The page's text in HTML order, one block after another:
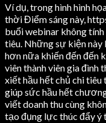
Ví dụ, trong hình hình
thời Điểm sáng này,
buổi webinar không
tiêu. Những sự kiện này
hơn nữa khiến đến đến
viên thành viên gia đình
xiết hầu hết chủ chi tiêu
giúp sức hầu hết
viết doanh thu cùng
tạo đụng lực thúc đẩy